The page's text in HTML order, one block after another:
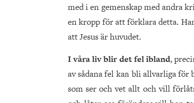
med i en gemenskap med andra
en kropp för att förklara detta.
att Jesus är huvudet.
I våra liv blir det fel ibland,
av sådana fel kan bli allvarliga för
som ser och vet allt och vill